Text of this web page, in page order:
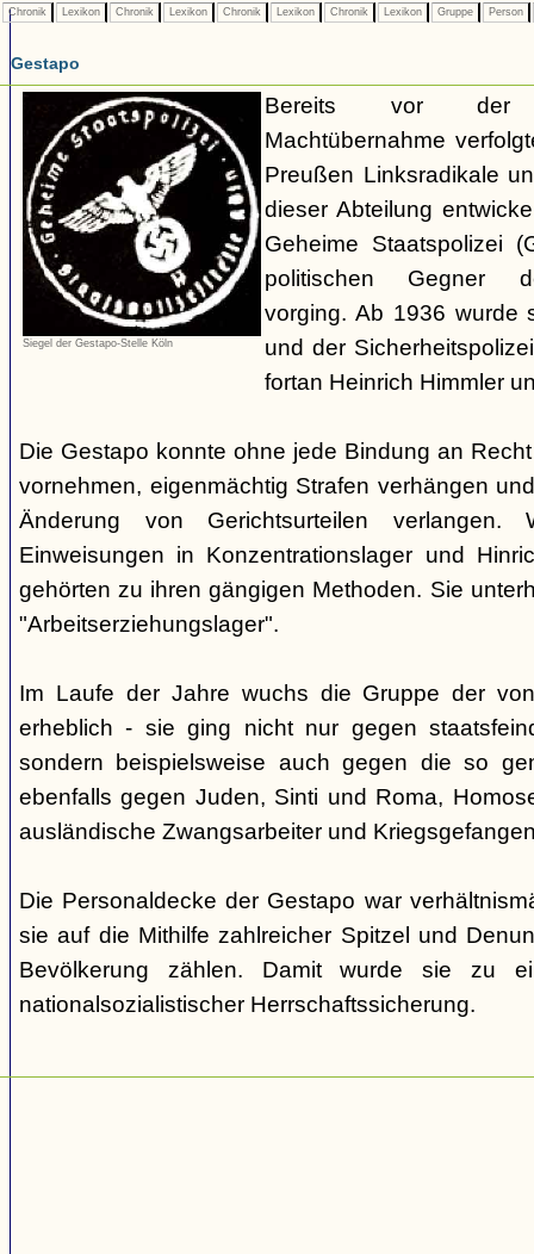
Chronik Lexikon Chronik Lexikon Chronik Lexikon Chronik Lexikon Gruppe Person
Gestapo
Siegel der Gestapo-Stelle Köln
Bereits vor der
Machtübernahme
Preußen Linksradikale
dieser Abteilung
Geheime Staatspolizei
politischen Gegner
vorging. Ab 1936 wurde
und der
fortan Heinrich Himmler
Die Gestapo konnte ohne jede Bindung an
vornehmen, eigenmächtig Strafen verhängen
Änderung von Gerichtsurteilen verlangen.
Einweisungen in Konzentrationslager und
gehörten zu ihren gängigen Methoden. Sie
"Arbeitserziehungslager".
Im Laufe der Jahre wuchs die Gruppe der
erheblich - sie ging nicht nur gegen
sondern beispielsweise auch gegen die so
ebenfalls gegen Juden, Sinti und Roma,
ausländische Zwangsarbeiter und
Die Personaldecke der Gestapo war
sie auf die Mithilfe zahlreicher Spitzel und
Bevölkerung zählen. Damit wurde sie zu
nationalsozialistischer Herrschaftssicherung.